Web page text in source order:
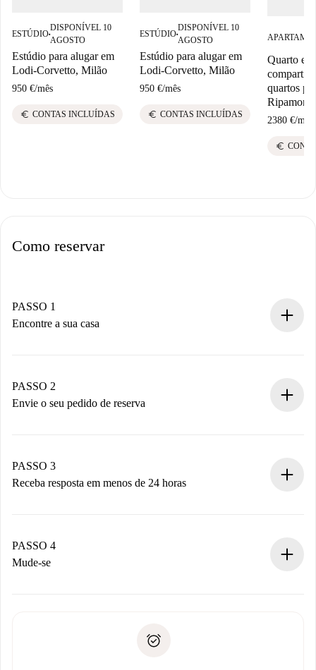
ESTÚDIO■
DISPONÍVEL 10
AGOSTO
Estúdio para alugar em
Lodi-Corvetto, Milão
950 €/mês
euro CONTAS INCLUÍDAS
ESTÚDIO■
DISPONÍVEL 10
AGOSTO
Estúdio para alugar em
Lodi-Corvetto, Milão
950 €/mês
euro CONTAS INCLUÍDAS
Quarto
quartos
2380 €/mês
euro
Como reservar
PASSO 1
Encontre a sua casa
Você tem todas as informações necessárias
antecipadamente.
PASSO 2
Envie o seu pedido de reserva
Não cobramos nada até que o proprietário confirme.
PASSO 3
Receba resposta em menos de 24 horas
proprietário.
Se recusada: não cobraremos nada e ofereceremos
Débito direto bancário
PASSO 4
Mude-se
não comunicar nenhum problema.